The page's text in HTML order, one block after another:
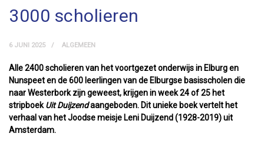
3000 scholieren
6 JUNI 2025 ALGEMEEN
Alle 2400 scholieren van het voortgezet onderwijs in Elburg en
Nunspeet en de 600 leerlingen van de Elburgse basisscholen die
naar Westerbork zijn geweest, krijgen in week 24 of 25 het
stripboekUit Duijzendaangeboden. Dit unieke boek vertelt het
verhaal van het Joodse meisje Leni Duijzend (1928-2019) uit
Amsterdam.